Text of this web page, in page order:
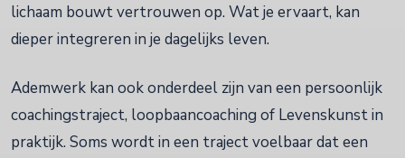
lichaam bouwt vertrouwen op. Wat je ervaart, kan
dieper integreren in je dagelijks leven.
Ademwerk kan ook onderdeel zijn van een persoonlijk
coachingstraject, loopbaancoaching of Levenskunst in
praktijk. Soms wordt in een traject voelbaar dat een